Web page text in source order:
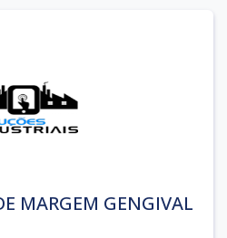
MARGEM GENGIVAL